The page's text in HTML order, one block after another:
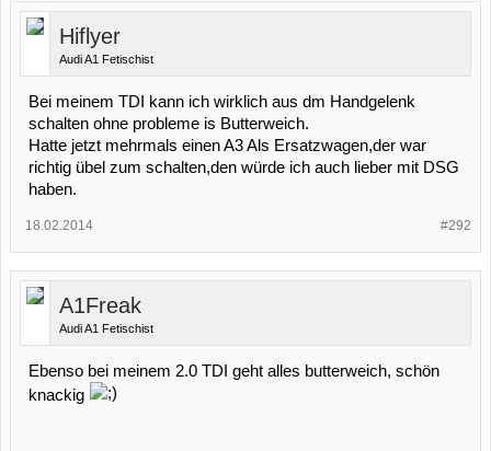
Hiflyer
Audi A1 Fetischist
Bei meinem TDI kann ich wirklich aus dm Handgelenk
schalten ohne probleme is Butterweich.
Hatte jetzt mehrmals einen A3 Als Ersatzwagen,der war
richtig übel zum schalten,den würde ich auch lieber mit DSG
haben.
#292
18.02.2014
A1Freak
Audi A1 Fetischist
Ebenso bei meinem 2.0 TDI geht alles butterweich, schön
knackig